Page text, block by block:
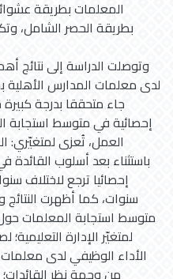
المعلمات بطريقة
وتوصلت الدراسة إلى نتائج
لدى معلمات المدارس
جاء متحققا بدرجة
إحصائية في متوسط
العمل، تُعزى لمتغيّري:
باستثناء بعد أسلوب
سنوات، كما أظهرت
متوسط استجابة المعلمات
لمتغيّر الإدارة
الأداء الوظيفي لدى
من وجهة نظر